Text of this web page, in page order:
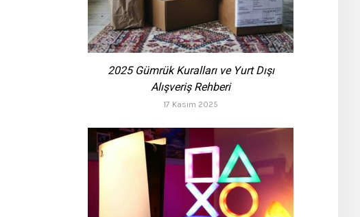
2025 Gümrük Kuralları ve Yurt Dışı
Alışveriş Rehberi
17 Kasım 2025